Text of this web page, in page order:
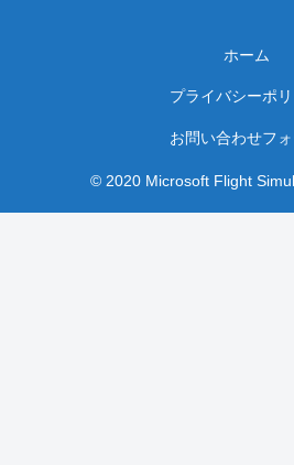
ホーム
プライバシーポ
お問い合わせフ
© 2020 Microsoft Flight